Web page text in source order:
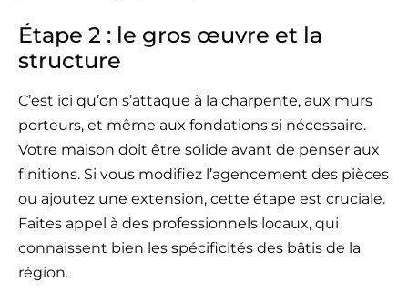
Étape 2 : le gros œuvre et la
structure
C’est ici qu’on s’attaque à la charpente, aux murs
porteurs, et même aux fondations si nécessaire.
Votre maison doit être solide avant de penser aux
finitions. Si vous modifiez l’agencement des pièces
ou ajoutez une extension, cette étape est cruciale.
Faites appel à des professionnels locaux, qui
connaissent bien les spécificités des bâtis de la
région.